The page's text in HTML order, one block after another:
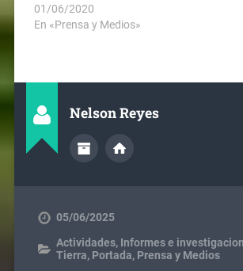
01/06/2020
En «Prensa y Medios»
Nelson Reyes
05/06/2025
Actividades, Informes e
Tierra, Portada, Prensa y Medios